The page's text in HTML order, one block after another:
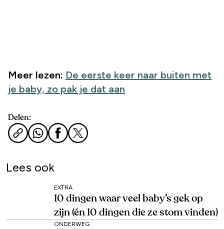
Meer lezen: De eerste keer naar buiten met
je baby, zo pak je dat aan
Delen:
Lees ook
EXTRA
10 dingen waar veel baby’s gek op
zijn (én 10 dingen die ze stom vinden)
ONDERWEG